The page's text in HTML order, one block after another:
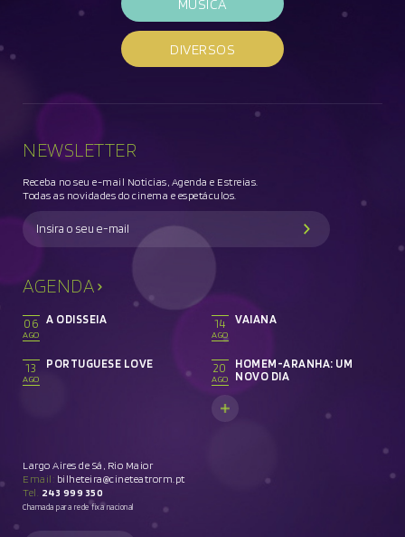
MÚSICA
DIVERSOS
NEWSLETTER
Receba no seu e-mail Noticias, Agenda e Estreias.
Todas as novidades do cinema e espetáculos.
AGENDA
06
AGO
A ODISSEIA
13
AGO
PORTUGUESE LOVE
14
AGO
VAIANA
20
AGO
HOMEM-ARANHA: UM
NOVO DIA
Largo Aires de Sá, Rio Maior
Email: bilheteira@cineteatrorm.pt
Tel. 243 999 350
Chamada para rede fixa nacional